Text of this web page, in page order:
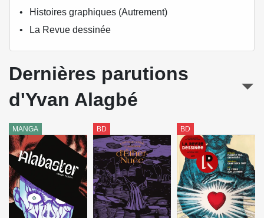
Histoires graphiques (Autrement)
La Revue dessinée
Dernières parutions
d'Yvan Alagbé
MANGA BD BD